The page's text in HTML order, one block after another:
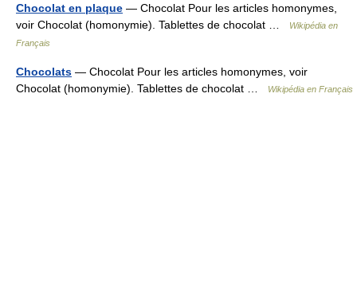
Chocolat en plaque — Chocolat Pour les articles homonymes,
voir Chocolat (homonymie). Tablettes de chocolat …
Wikipédia en
Français
Chocolats — Chocolat Pour les articles homonymes, voir
Chocolat (homonymie). Tablettes de chocolat …
Wikipédia en Français